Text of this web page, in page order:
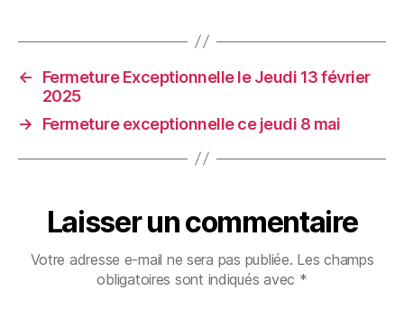
←
Fermeture Exceptionnelle le Jeudi 13 février
2025
→
Fermeture exceptionnelle ce jeudi 8 mai
Laisser un commentaire
Votre adresse e-mail ne sera pas publiée. Les champs
obligatoires sont indiqués avec *